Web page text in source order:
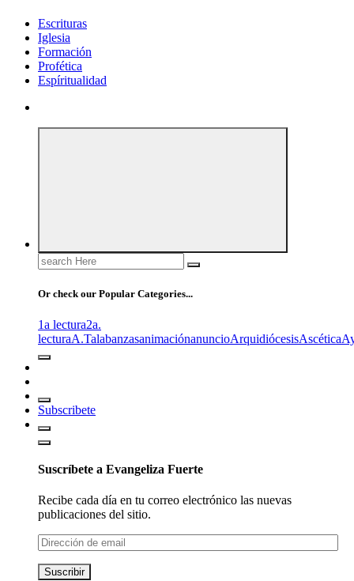
Escrituras
Iglesia
Formación
Profética
Espíritualidad
Search
for:
Or check our Popular Categories...
1a lectura2a.
lecturaA.TalabanzasanimaciónanuncioArquidiócesisAscética
Subscribete
Suscríbete a Evangeliza Fuerte
Recibe cada día en tu correo electrónico las nuevas
publicaciones del sitio.
Dirección
de
email
Suscribir